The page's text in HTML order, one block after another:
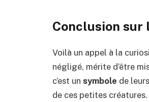
Conclusion sur
Voilà un appel à la
négligé, mérite d’être
c’est un symbole de
de ces petites